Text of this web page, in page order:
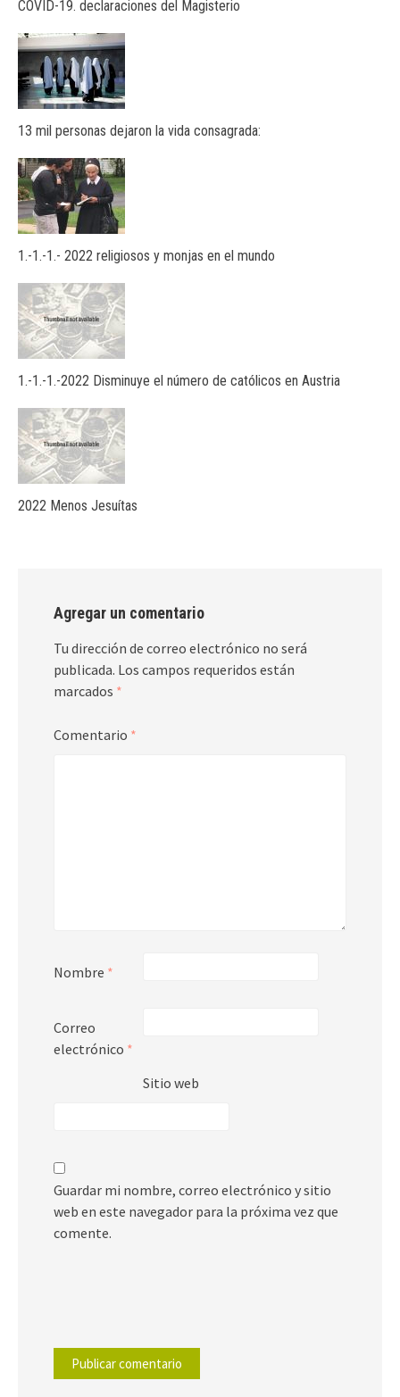
COVID-19. declaraciones del Magisterio
13 mil personas dejaron la vida consagrada:
1.-1.-1.- 2022 religiosos y monjas en el mundo
1.-1.-1.-2022 Disminuye el número de católicos en Austria
2022 Menos Jesuítas
Agregar un comentario
Tu dirección de correo electrónico no será
publicada. Los campos requeridos están
marcados *
Comentario *
Nombre *
Correo
electrónico *
Sitio web
Guardar mi nombre, correo electrónico y sitio
web en este navegador para la próxima vez que
comente.